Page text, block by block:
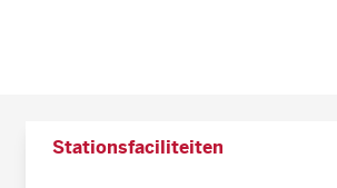
Stationsfaciliteiten